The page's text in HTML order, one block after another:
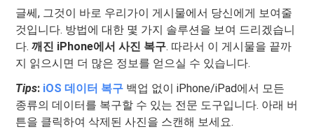
글쎄, 그것이 바로 우리가이 게시물에서 당신에게 보여줄
것입니다. 방법에 대한 몇 가지 솔루션을 보여 드리겠습니
다.깨진 iPhone에서 사진 복구. 따라서 이 게시물을 끝까
지 읽으시면 더 많은 정보를 얻으실 수 있습니다.
Tips: iOS 데이터 복구 백업 없이 iPhone/iPad에서 모든
종류의 데이터를 복구할 수 있는 전문 도구입니다. 아래 버
튼을 클릭하여 삭제된 사진을 스캔해 보세요.